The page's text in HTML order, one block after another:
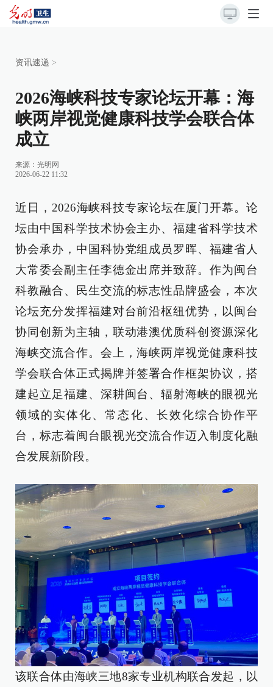
资讯速递 >
2026海峡科技专家论坛开幕：海
峡两岸视觉健康科技学会联合体
成立
来源：光明网
2026-06-22 11:32
近日，2026海峡科技专家论坛在厦门开幕。论
坛由中国科学技术协会主办、福建省科学技术
协会承办，中国科协党组成员罗晖、福建省人
大常委会副主任李德金出席并致辞。作为闽台
科教融合、民生交流的标志性品牌盛会，本次
论坛充分发挥福建对台前沿枢纽优势，以闽台
协同创新为主轴，联动港澳优质科创资源深化
海峡交流合作。会上，海峡两岸视觉健康科技
学会联合体正式揭牌并签署合作框架协议，搭
建起立足福建、深耕闽台、辐射海峡的眼视光
领域的实体化、常态化、长效化综合协作平
台，标志着闽台眼视光交流合作迈入制度化融
合发展新阶段。
该联合体由海峡三地8家专业机构联合发起，以